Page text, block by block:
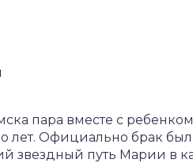
пара вместе с
лет. Официально брак был
звездный путь Марии в